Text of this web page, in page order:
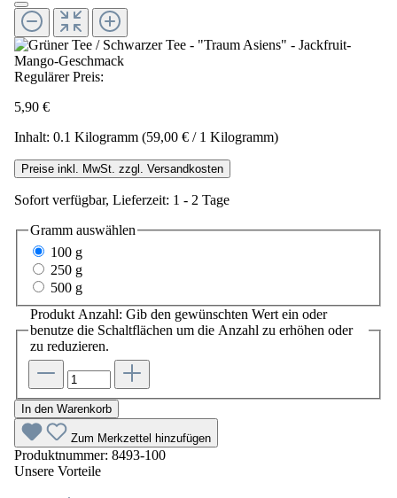
Regulärer Preis:
5,90 €
Inhalt: 0.1 Kilogramm (59,00 € / 1 Kilogramm)
Preise inkl. MwSt. zzgl. Versandkosten
Sofort verfügbar, Lieferzeit: 1 - 2 Tage
Gramm auswählen
100 g
250 g
500 g
Produkt Anzahl: Gib den gewünschten Wert ein oder
benutze die Schaltflächen um die Anzahl zu erhöhen oder
zu reduzieren.
In den Warenkorb
Zum Merkzettel hinzufügen
Produktnummer: 8493-100
Unsere Vorteile